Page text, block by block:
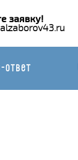
заявку!
ответ